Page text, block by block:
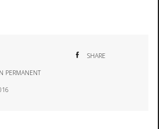
SHARE
PERMANENT